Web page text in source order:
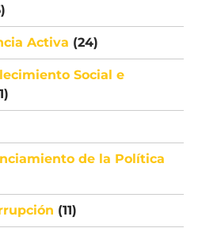
Activa (24)
Social e
de la Política
(11)